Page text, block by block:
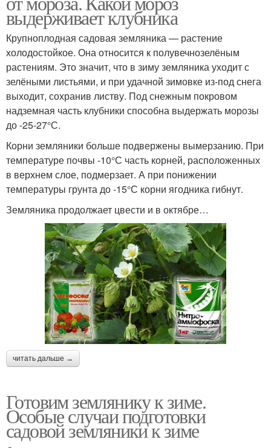
выдерживает клубника
Крупноплодная садовая земляника — растение
холодостойкое. Она относится к полувечнозелёным
растениям. Это значит, что в зиму земляника уходит с
зелёными листьями, и при удачной зимовке из-под снега
выходит, сохранив листву. Под снежным покровом
надземная часть клубники способна выдержать морозы
до -25-27°С.
Корни земляники больше подвержены вымерзанию. При
температуре почвы -10°С часть корней, расположенных
в верхнем слое, подмерзает. А при понижении
температуры грунта до -15°С корни ягодника гибнут.
Земляника продолжает цвести и в октябре…
читать дальше →
Готовим землянику к зиме.
Особые случаи подготовки
садовой земляники к зиме